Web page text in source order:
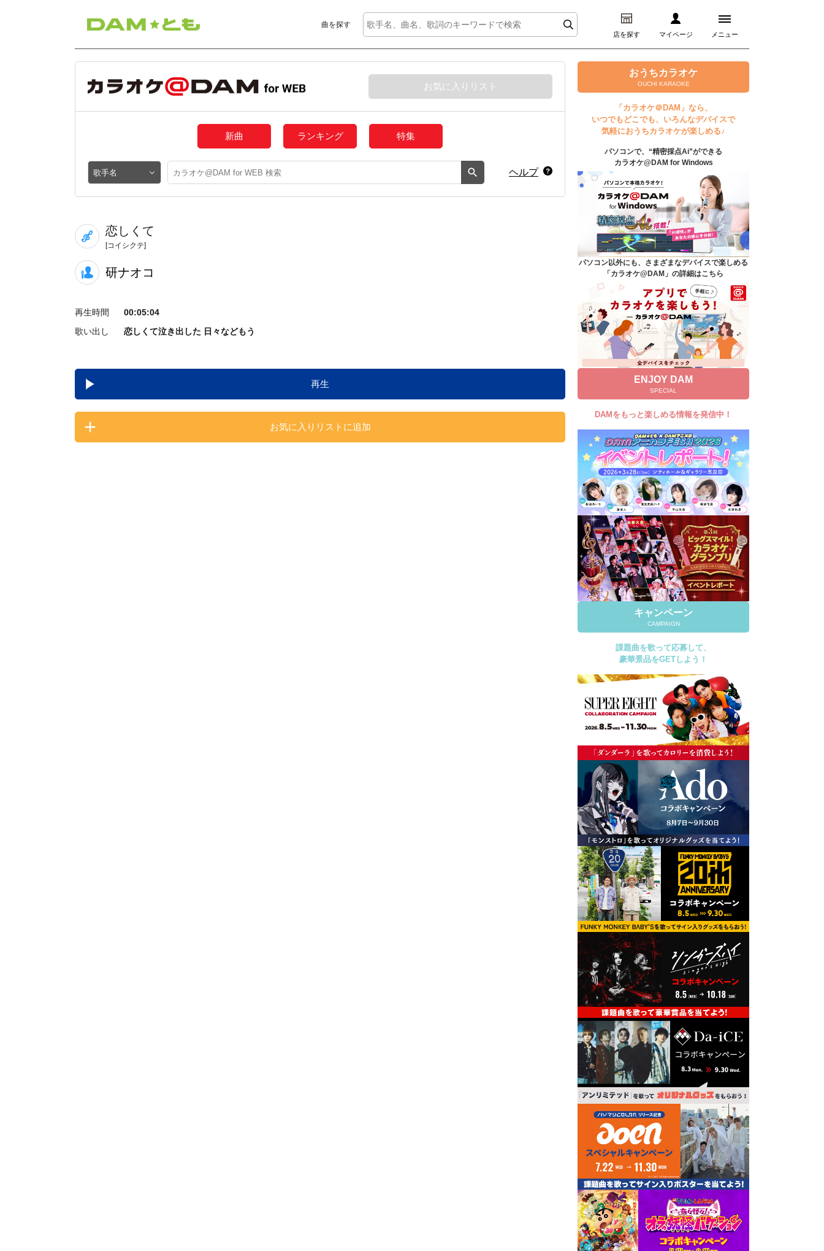
曲を探す
店を探す マイページ メニュー
ログイン
マイページ
プレミアムサービス
DAM★とも動画
DAM★とも録音
カラオケ＠DAM
ユーザー検索
キャンペーン
よくあるご質問
DAMの新曲・ランキングなど
カラオケ最新情報をチェック！
自宅でカラオケ歌い放題！
家族や友達と一緒に！練習にも！
お気に入りリスト
新曲 ランキング 特集
ヘルプ
恋しくて
[コイシクテ]
研ナオコ
再生時間
00:05:04
歌い出し
恋しくて泣き出した 日々などもう
再生
お気に入りリストに追加
おうちカラオケ
OUCHI KARAOKE
「カラオケ＠DAM」なら、
いつでもどこでも、いろんなデバイスで
気軽におうちカラオケが楽しめる♪
パソコンで、“精密採点Ai”ができる
カラオケ@DAM for Windows
パソコン以外にも、さまざまなデバイスで楽しめる
「カラオケ@DAM」の詳細はこちら
ENJOY DAM
SPECIAL
DAMをもっと楽しめる情報を発信中！
キャンペーン
CAMPAIGN
課題曲を歌って応募して、
豪華景品をGETしよう！